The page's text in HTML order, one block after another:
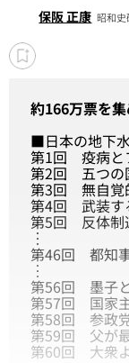
保阪 正康 昭和
約166万票を
■日本の地下水
第1回 疫病と
第2回 五つ
第3回 無自覚
第4回 武装
第5回 反体
︙
第46回 都知
︙
第56回 墨子
第57回 国家
第58回 参政
第59回 父が
第60回 大衆